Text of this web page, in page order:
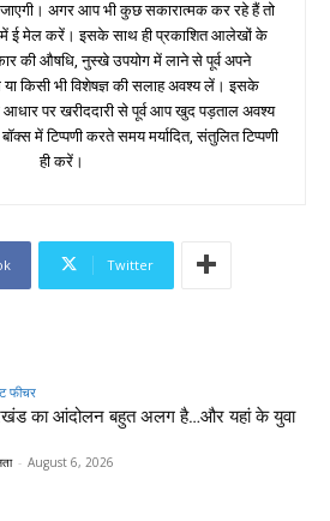
जाएगी। अगर आप भी कुछ सकारात्मक कर रहे हैं तो
ई मेल करें। इसके साथ ही प्रकाशित आलेखों के
की औषधि, नुस्खे उपयोग में लाने से पूर्व अपने
या किसी भी विशेषज्ञ की सलाह अवश्य लें। इसके
पर खरीददारी से पूर्व आप खुद पड़ताल अवश्य
में टिप्पणी करते समय मर्यादित, संतुलित टिप्पणी
ही करें।
Twitter
फीचर
का आंदोलन बहुत अलग है…और यहां के युवा
- August 6, 2026